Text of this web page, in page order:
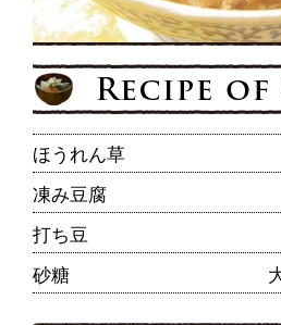
ほうれん草
凍み豆腐
打ち豆
砂糖